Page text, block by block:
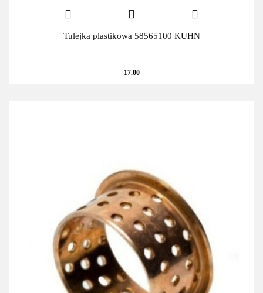
Tulejka plastikowa 58565100 KUHN
17.00